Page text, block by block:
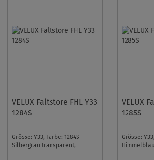
VELUX Faltstore FHL Y33
1284S
Grösse: Y33, Farbe: 1284S
Silbergrau transparent,
VELUX
1285S
Grösse: